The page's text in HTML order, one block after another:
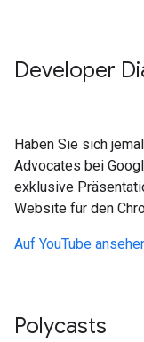
Developer
Haben Sie sich
Advocates bei
exklusive
Website für den
Auf YouTube
Polycasts